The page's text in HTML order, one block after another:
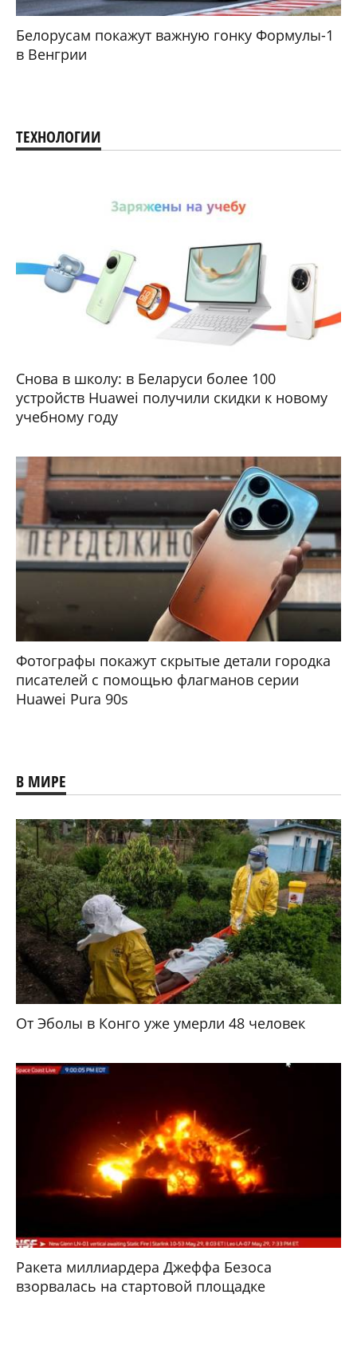
Белорусам покажут важную гонку Формулы-1
в Венгрии
ТЕХНОЛОГИИ
Снова в школу: в Беларуси более 100
устройств Huawei получили скидки к новому
учебному году
Фотографы покажут скрытые детали городка
писателей с помощью флагманов серии
Huawei Pura 90s
В МИРЕ
От Эболы в Конго уже умерли 48 человек
Ракета миллиардера Джеффа Безоса
взорвалась на стартовой площадке